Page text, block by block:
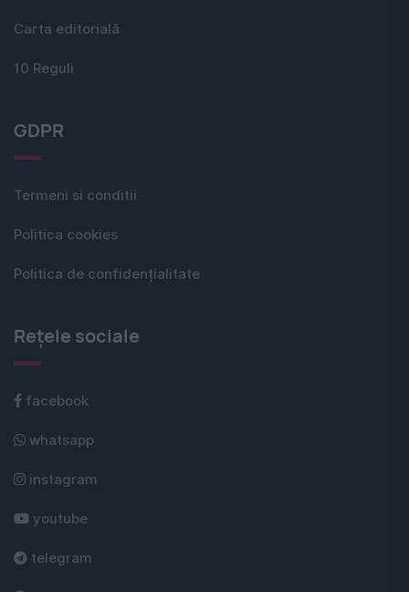
Carta editorială
10 Reguli
GDPR
Termeni si conditii
Politica cookies
Politica de confidențialitate
Rețele sociale
facebook
whatsapp
instagram
youtube
telegram